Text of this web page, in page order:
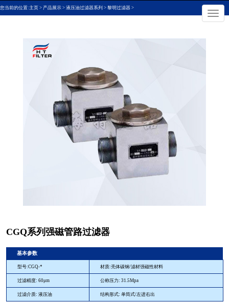
切
换
导

您当前的位置:主页 > 产品展示 > 液压油过滤器系列 > 黎明过滤器 >
CGQ系列强磁管路过滤器
基本参数
型号:CGQ-* 材质:壳体碳钢/滤材强磁性材料
过滤精度: 60μm 公称压力: 31.5Mpa
过滤介质: 液压油 结构形式: 单筒式/左进右出